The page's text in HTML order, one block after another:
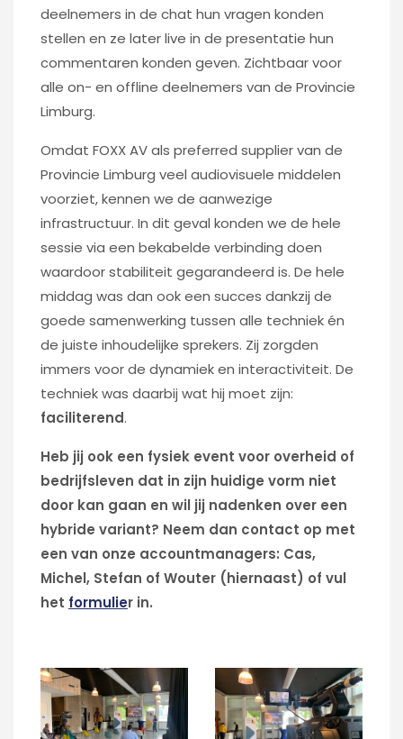
deelnemers in de chat hun vragen konden
stellen en ze later live in de presentatie hun
commentaren konden geven. Zichtbaar voor
alle on- en offline deelnemers van de Provincie
Limburg.
Omdat FOXX AV als preferred supplier van de
Provincie Limburg veel audiovisuele middelen
voorziet, kennen we de aanwezige
infrastructuur. In dit geval konden we de hele
sessie via een bekabelde verbinding doen
waardoor stabiliteit gegarandeerd is. De hele
middag was dan ook een succes dankzij de
goede samenwerking tussen alle techniek én
de juiste inhoudelijke sprekers. Zij zorgden
immers voor de dynamiek en interactiviteit. De
techniek was daarbij wat hij moet zijn:
faciliterend.
Heb jij ook een fysiek event voor overheid of
bedrijfsleven dat in zijn huidige vorm niet
door kan gaan en wil jij nadenken over een
hybride variant? Neem dan contact op met
een van onze accountmanagers: Cas,
Michel, Stefan of Wouter (hiernaast) of vul
het formulier in.